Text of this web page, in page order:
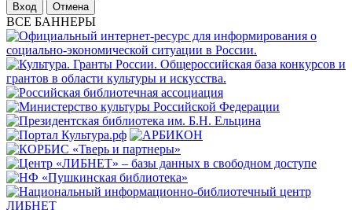
Отмена
ВСЕ БАННЕРЫ